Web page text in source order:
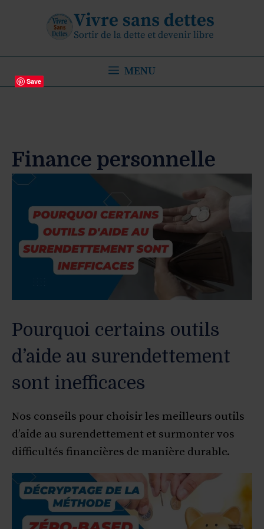
MENU
Finance personnelle
Pourquoi certains outils
d’aide au surendettement
sont inefficaces
Nos conseils pour choisir les meilleurs outils
d’aide au surendettement et surmonter vos
difficultés financières de manière durable.
Save